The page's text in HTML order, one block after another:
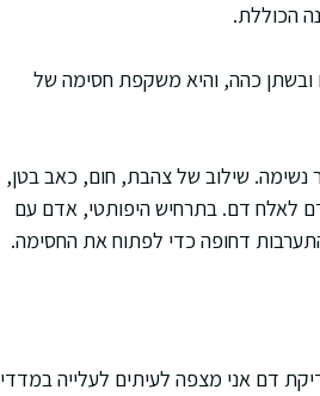
הכוללת.
ובשתן כהה, והיא משקפת חסימה של
נשימה. שילוב של צהבת, חום, כאב בטן,
לאלח דם. בתרחיש היפותטי, אדם עם
דחופה כדי לפתוח את החסימה.
דם אני מצפה לעיתים לעלייה במדדי